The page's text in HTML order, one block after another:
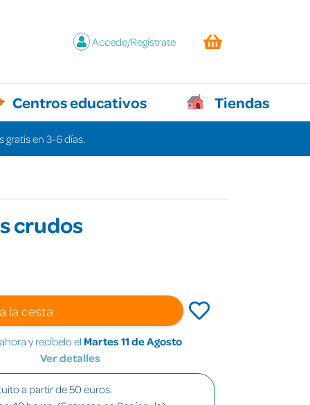
Accede/Regístrate
Centros educativos Tiendas
gratis en 3-6 días.
crudos
la cesta
y recíbelo el Martes 11 de Agosto
Ver detalles
a partir de 50 euros.